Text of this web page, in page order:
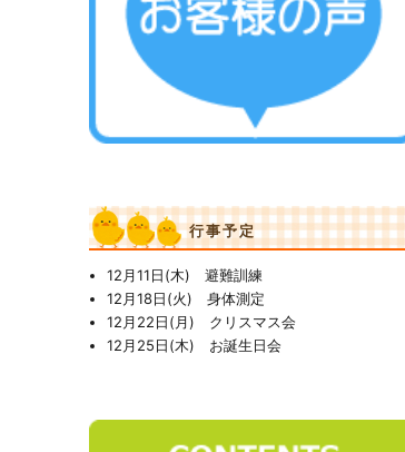
行事予定
12月11日(木) 避難訓練
12月18日(火) 身体測定
12月22日(月) クリスマス会
12月25日(木) お誕生日会